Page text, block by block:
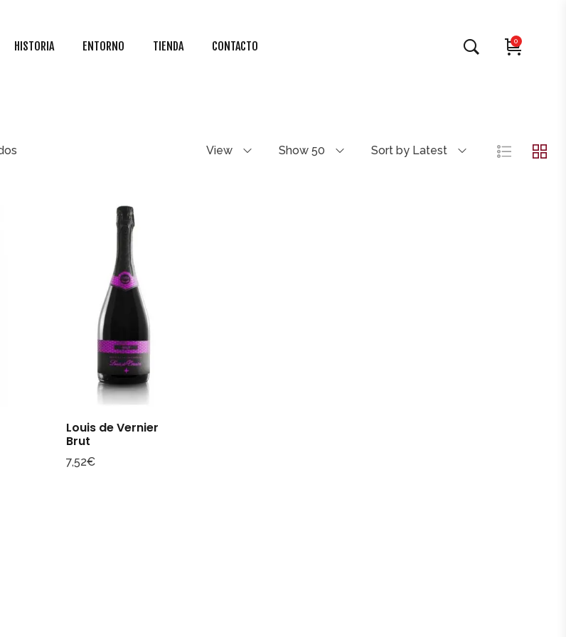
HISTORIA ENTORNO TIENDA CONTACTO 0
View Show 50 Sort by Latest
Louis de Vernier
Brut
7,52€